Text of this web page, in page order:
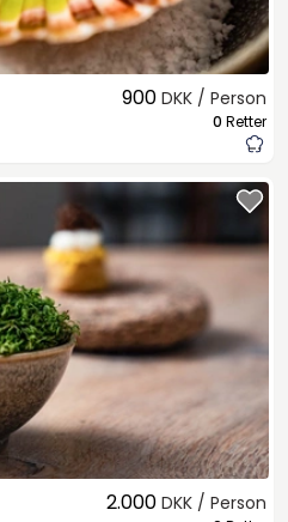
900 DKK / Person
0 Retter
2.000 DKK / Person